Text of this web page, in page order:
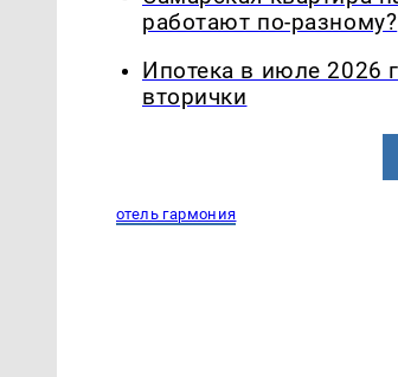
работают по-разному?
Ипотека в июле 2026
вторички
отель гармония